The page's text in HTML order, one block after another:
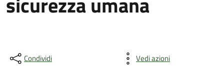
Condividi Vedi azioni